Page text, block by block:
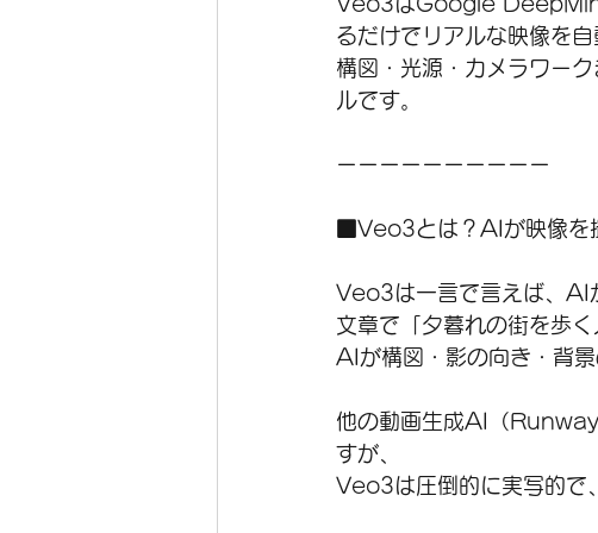
るだけでリアルな映像を自
構図・光源・カメラワー
ルです。
ーーーーーーーーーー
■Veo3とは？AIが映像を
Veo3は一言で言えば、AI
文章で「夕暮れの街を歩
AIが構図・影の向き・背
他の動画生成AI（
すが、
Veo3は圧倒的に実写的で